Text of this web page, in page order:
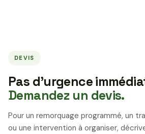
DEVIS
Pas d’urgence
Demandez un devis.
Pour un remorquage programmé, un
ou une intervention à organiser,